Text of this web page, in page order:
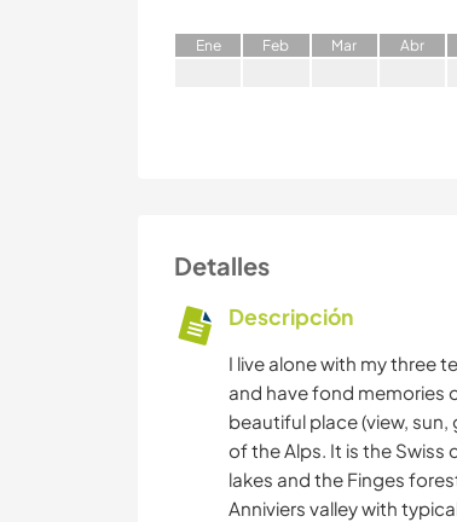
Ene Feb Mar Abr
Detalles
Descripción
I live alone with my three
and have fond memories
beautiful place (view, sun,
of the Alps. It is the Swiss
lakes and the Finges
Anniviers valley with